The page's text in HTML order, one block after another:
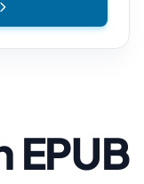
EPUB